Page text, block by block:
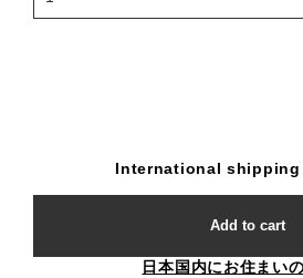
International shipping
Add to cart
日本国内にお住まい